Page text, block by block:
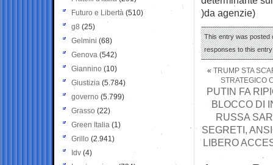
)da agenzie)
This entry was posted
responses to this
« TRUMP STA
STRATEGICO
PUTIN FA
BLOCCO DI
RUSSA
SEGRETI,
LIBERO
Futuro e Libertà (510)
g8 (25)
Gelmini (68)
Genova (542)
Giannino (10)
Giustizia (5.784)
governo (5.799)
Grasso (22)
Green Italia (1)
Grillo (2.941)
Idv (4)